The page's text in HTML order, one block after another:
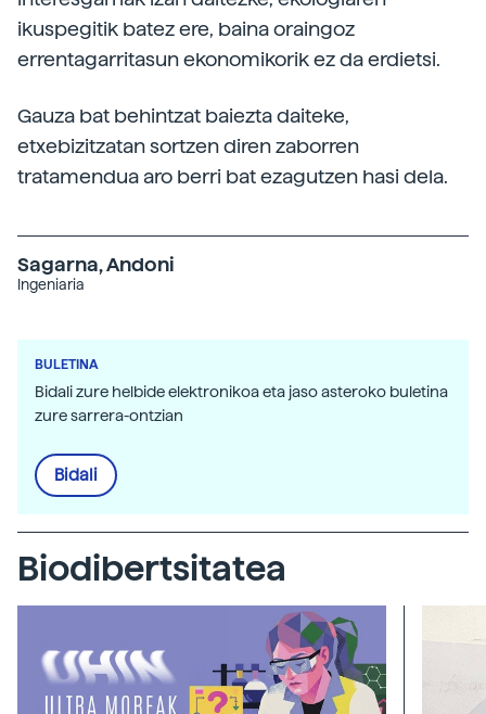
ikuspegitik batez ere, baina oraingoz
errentagarritasun ekonomikorik ez da erdietsi.
Gauza bat behintzat baiezta daiteke,
etxebizitzatan sortzen diren zaborren
tratamendua aro berri bat ezagutzen hasi dela.
Sagarna, Andoni
Ingeniaria
BULETINA
Bidali zure helbide elektronikoa eta jaso asteroko buletina
zure sarrera-ontzian
Bidali
Biodibertsitatea